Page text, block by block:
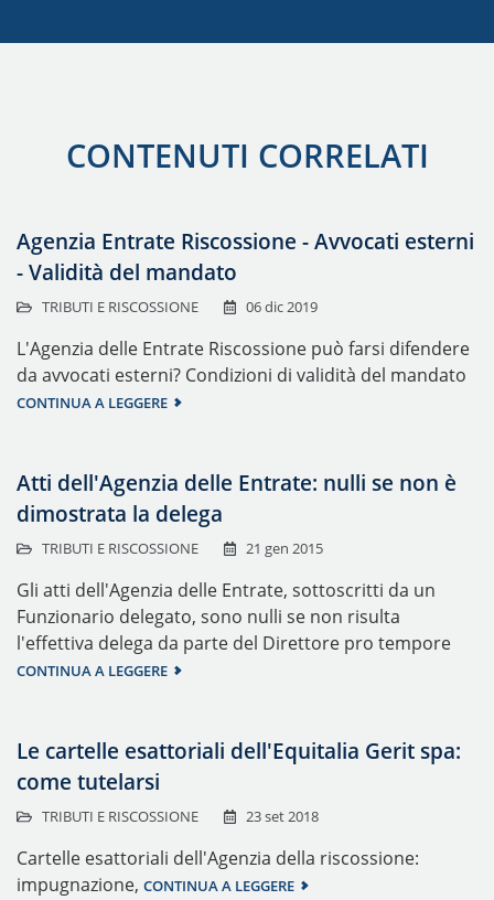
CONTENUTI CORRELATI
Agenzia Entrate Riscossione - Avvocati esterni
- Validità del mandato
TRIBUTI E RISCOSSIONE 06 dic 2019
L'Agenzia delle Entrate Riscossione può farsi difendere
da avvocati esterni? Condizioni di validità del mandato
CONTINUA A LEGGERE
Atti dell'Agenzia delle Entrate: nulli se non è
dimostrata la delega
TRIBUTI E RISCOSSIONE 21 gen 2015
Gli atti dell'Agenzia delle Entrate, sottoscritti da un
Funzionario delegato, sono nulli se non risulta
l'effettiva delega da parte del Direttore pro tempore
CONTINUA A LEGGERE
Le cartelle esattoriali dell'Equitalia Gerit spa:
come tutelarsi
TRIBUTI E RISCOSSIONE 23 set 2018
Cartelle esattoriali dell'Agenzia della riscossione:
impugnazione, CONTINUA A LEGGERE